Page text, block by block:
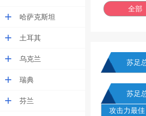
哈萨克斯坦
土耳其
乌克兰
瑞典
芬兰
全部
苏足
苏足
攻击力最佳